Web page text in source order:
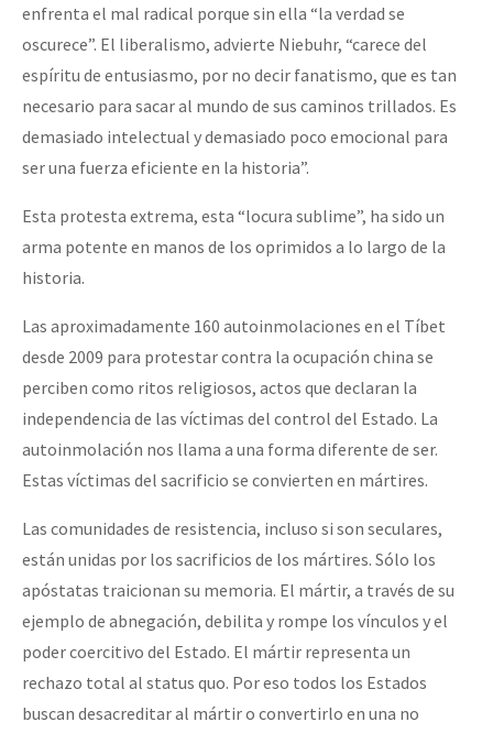
enfrenta el mal radical porque sin ella “la verdad se
oscurece”. El liberalismo, advierte Niebuhr, “carece del
espíritu de entusiasmo, por no decir fanatismo, que es tan
necesario para sacar al mundo de sus caminos trillados. Es
demasiado intelectual y demasiado poco emocional para
ser una fuerza eficiente en la historia”.
Esta protesta extrema, esta “locura sublime”, ha sido un
arma potente en manos de los oprimidos a lo largo de la
historia.
Las aproximadamente 160 autoinmolaciones en el Tíbet
desde 2009 para protestar contra la ocupación china se
perciben como ritos religiosos, actos que declaran la
independencia de las víctimas del control del Estado. La
autoinmolación nos llama a una forma diferente de ser.
Estas víctimas del sacrificio se convierten en mártires.
Las comunidades de resistencia, incluso si son seculares,
están unidas por los sacrificios de los mártires. Sólo los
apóstatas traicionan su memoria. El mártir, a través de su
ejemplo de abnegación, debilita y rompe los vínculos y el
poder coercitivo del Estado. El mártir representa un
rechazo total al status quo. Por eso todos los Estados
buscan desacreditar al mártir o convertirlo en una no